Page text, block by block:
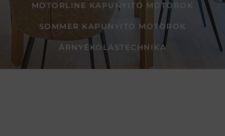
MOTORLINE KAPUNYITÓ MOTOROK
SOMMER KAPUNYITÓ MOTOROK
ÁRNYÉKOLÁSTECHNIKA